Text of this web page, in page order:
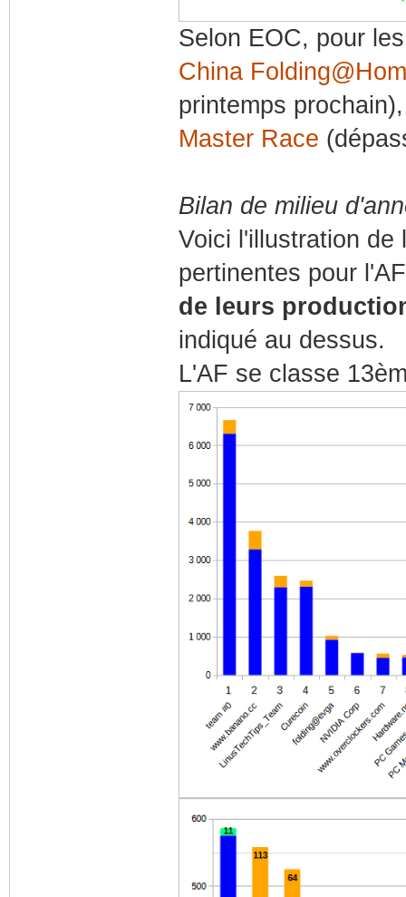
Selon EOC, pour
China
printemps
Master Race
Bilan de milieu
Voici l'illustration de
pertinentes pour l'AF
de leurs
indiqué au dessus.
L'AF se classe